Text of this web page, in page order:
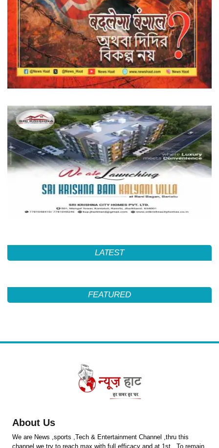
LATEST
FEATURED
About Us
We are News ,sports ,Tech & Entertainment Channel ,thru this
channel we try to reach max with full efficacy and at 1st . To remain